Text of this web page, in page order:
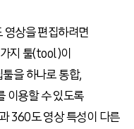
영상을 편집하려면
가지 툴(tool)이
을 하나로 통합,
이용할 수 있도록
360도 영상 특성이 다른